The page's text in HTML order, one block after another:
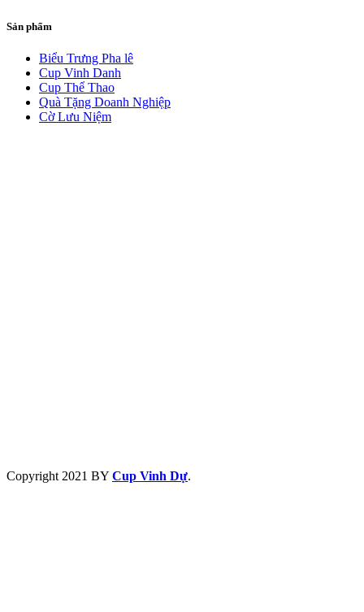
Sản phẩm
Biểu Trưng Pha lê
Cup Vinh Danh
Cup Thể Thao
Quà Tặng Doanh Nghiệp
Cờ Lưu Niệm
Copyright 2021 BY Cup Vinh Dự.